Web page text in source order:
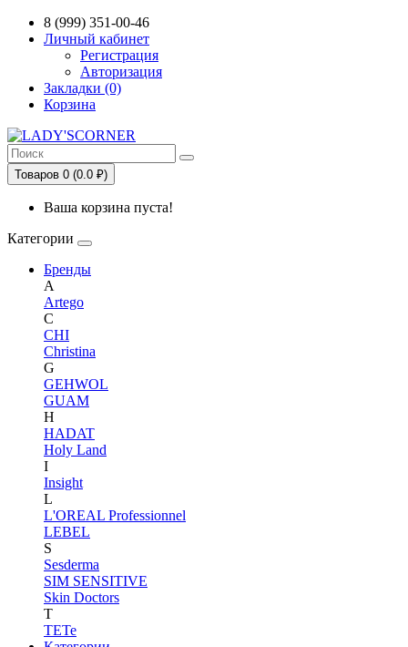
Сервис сравнения цен в Беларуси
8 (999) 351-00-46
Личный кабинет
Регистрация
Авторизация
Закладки (0)
Корзина
Товаров 0 (0.0 ₽)
Ваша корзина пуста!
Категории
Бренды
A
Artego
C
CHI
Christina
G
GEHWOL
GUAM
H
HADAT
Holy Land
I
Insight
L
L'OREAL Professionnel
LEBEL
S
Sesderma
SIM SENSITIVE
Skin Doctors
T
TETe